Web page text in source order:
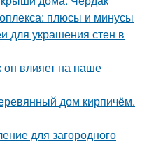
плюсы и минусы
для украшения стен в
он влияет на наше
дом кирпичём.
для загородного